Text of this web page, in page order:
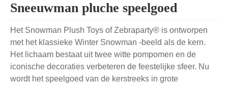
Sneeuwman pluche speelgoed
Het Snowman Plush Toys of Zebraparty® is ontworpen
met het klassieke Winter Snowman -beeld als de kern.
Het lichaam bestaat uit twee witte pompomen en de
iconische decoraties verbeteren de feestelijke sfeer. Nu
wordt het speelgoed van de kerstreeks in grote